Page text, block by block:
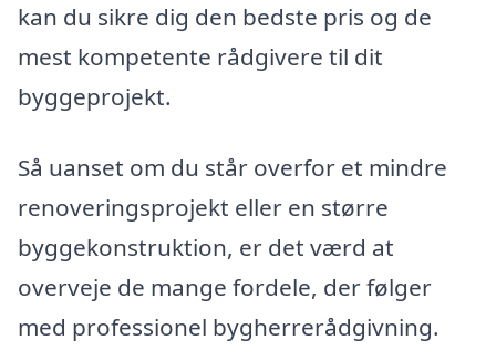
kan du sikre dig den bedste pris og de
mest kompetente rådgivere til dit
byggeprojekt.
Så uanset om du står overfor et mindre
renoveringsprojekt eller en større
byggekonstruktion, er det værd at
overveje de mange fordele, der følger
med professionel bygherrerådgivning.